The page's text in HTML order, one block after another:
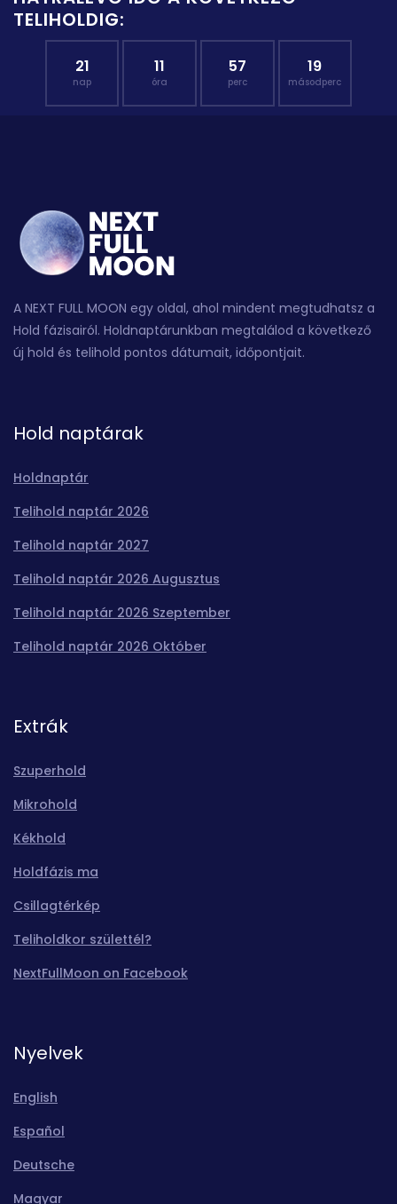
TELIHOLDIG:
21
nap
11
óra
57
perc
18
másodperc
A NEXT FULL MOON egy oldal, ahol mindent megtudhatsz a
Hold fázisairól. Holdnaptárunkban megtalálod a következő
új hold és telihold pontos dátumait, időpontjait.
Hold naptárak
Holdnaptár
Telihold naptár 2026
Telihold naptár 2027
Telihold naptár 2026 Augusztus
Telihold naptár 2026 Szeptember
Telihold naptár 2026 Október
Extrák
Szuperhold
Mikrohold
Kékhold
Holdfázis ma
Csillagtérkép
Teliholdkor születtél?
NextFullMoon on Facebook
Nyelvek
English
Español
Deutsche
Magyar